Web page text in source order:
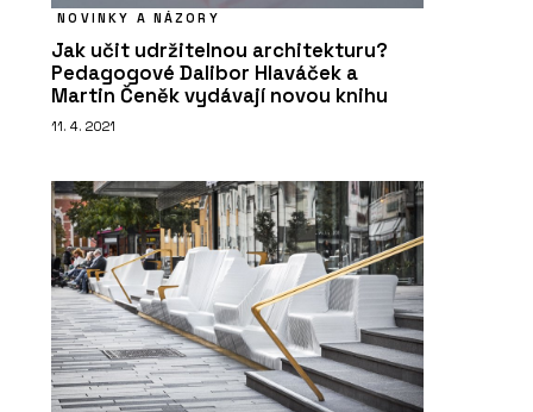
NOVINKY A NÁZORY
Jak učit udržitelnou architekturu?
Pedagogové Dalibor Hlaváček a
Martin Čeněk vydávají novou knihu
11. 4. 2021